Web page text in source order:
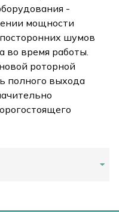
-
мощности
шумов
во время работы.
роторной
полного выхода